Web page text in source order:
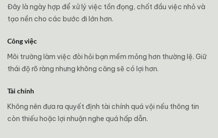
Đây là ngày hợp để xử lý việc tồn đọng, chốt đầu việc nhỏ và
tạo nền cho các bước đi lớn hơn.
Công việc
Môi trường làm việc đòi hỏi bạn mềm mỏng hơn thường lệ. Giữ
thái độ rõ ràng nhưng không căng sẽ có lợi hơn.
Tài chính
Không nên đưa ra quyết định tài chính quá vội nếu thông tin
còn thiếu hoặc lợi nhuận nghe quá hấp dẫn.